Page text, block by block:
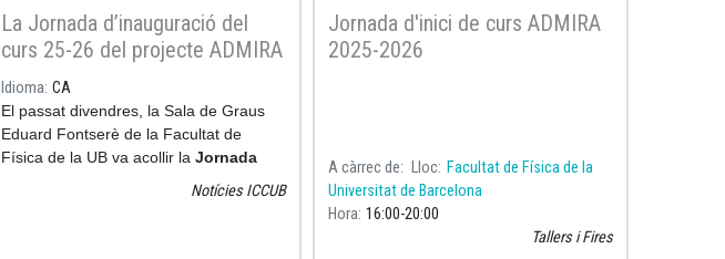
La Jornada d’inauguració del
curs 25-26 del projecte ADMIRA
reuneix universitat i secundària
per impulsar la recerca i
l’aprenentatge actiu
Idioma CA
El passat divendres, la Sala de Graus
Eduard Fontserè de la Facultat de
Física de la UB va acollir la Jornada
d’inauguració del curs 2025-2026 del
Notícies ICCUB
Jornada d'inici de curs ADMIRA
2025-2026
A càrrec de Lloc Facultat de Física de la
Universitat de Barcelona
Hora 16:00 20:00
Tallers i Fires